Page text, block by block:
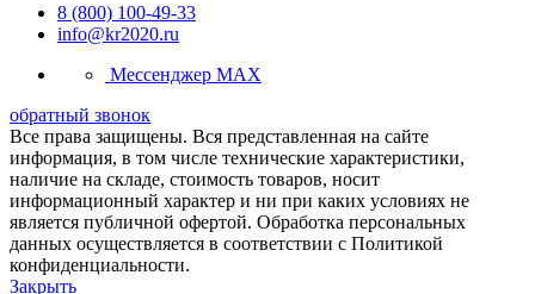
8 (800) 100-49-33
info@kr2020.ru
Мессенджер MAX
обратный звонок
Все права защищены. Вся представленная на сайте
информация, в том числе технические характеристики,
наличие на складе, стоимость товаров, носит
информационный характер и ни при каких условиях не
является публичной офертой. Обработка персональных
данных осуществляется в соответствии с Политикой
конфиденциальности.
Закрыть